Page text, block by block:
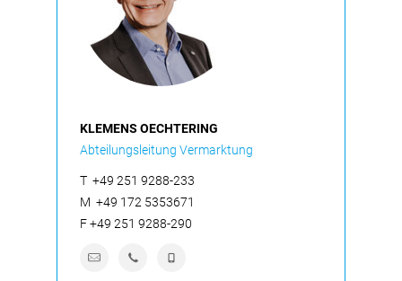
KLEMENS OECHTERING
Abteilungsleitung Vermarktung
T +49 251 9288-233
M +49 172 5353671
F+49 251 9288-290